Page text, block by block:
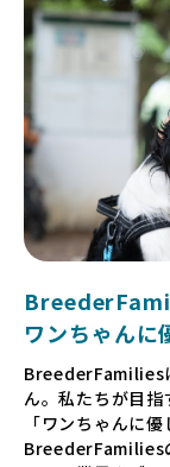
ワンちゃんに
BreederFamilies
ん。私たちが目指
「ワンちゃんに
BreederFamilies